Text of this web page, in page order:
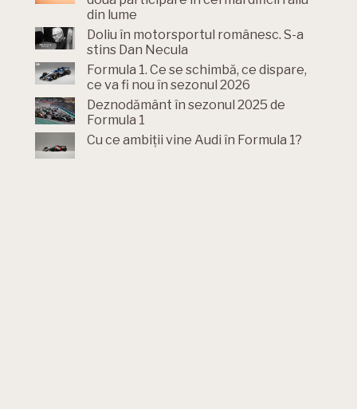
din lume
Doliu în motorsportul românesc. S-a
stins Dan Necula
Formula 1. Ce se schimbă, ce dispare,
ce va fi nou în sezonul 2026
Deznodământ în sezonul 2025 de
Formula 1
Cu ce ambiții vine Audi în Formula 1?